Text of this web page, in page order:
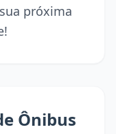
próxima
Ônibus